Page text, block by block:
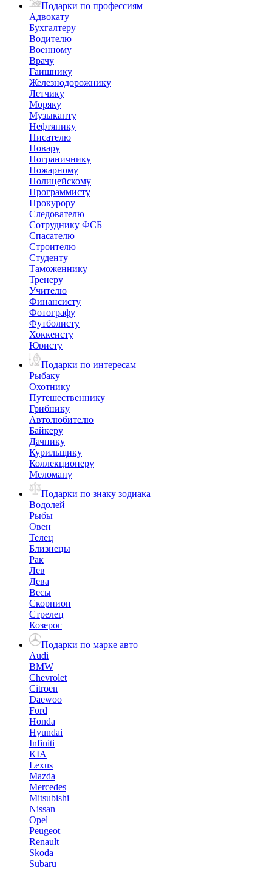
Подарки по профессиям
Адвокату
Бухгалтеру
Водителю
Военному
Врачу
Гаишнику
Железнодорожнику
Летчику
Моряку
Музыканту
Нефтянику
Писателю
Повару
Пограничнику
Пожарному
Полицейскому
Программисту
Прокурору
Следователю
Сотруднику ФСБ
Спасателю
Строителю
Студенту
Таможеннику
Тренеру
Учителю
Финансисту
Фотографу
Футболисту
Хоккеисту
Юристу
Подарки по интересам
Рыбаку
Охотнику
Путешественнику
Грибнику
Автолюбителю
Байкеру
Дачнику
Курильщику
Коллекционеру
Меломану
Подарки по знаку зодиака
Водолей
Рыбы
Овен
Телец
Близнецы
Рак
Лев
Дева
Весы
Скорпион
Стрелец
Козерог
Подарки по марке авто
Audi
BMW
Chevrolet
Citroen
Daewoo
Ford
Honda
Hyundai
Infiniti
KIA
Lexus
Mazda
Mercedes
Mitsubishi
Nissan
Opel
Peugeot
Renault
Skoda
Subaru